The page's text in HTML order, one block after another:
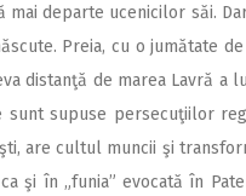
departe ucenicilor săi.
Preia, cu o jumătate
distanţă de marea Lavră a
sunt supuse persecuţiilor
are cultul muncii şi
şi în „funia” evocată în